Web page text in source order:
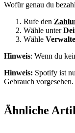
Wofür genau du
Rufe den
Wähle unter
Wähle
Hinweis: Wenn du
Hinweis: Spotify ist
Gebrauch vorgesehen.
Ähnliche